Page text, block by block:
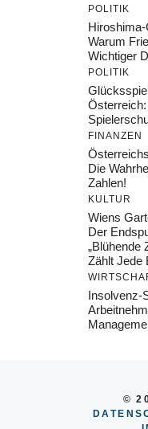
POLITIK
Warum
Wichtiger
POLITIK
FINANZEN
Die
Zahlen!
KULTUR
Wiens
Der
„Blühende
Zählt Jede
Insolvenz-
©